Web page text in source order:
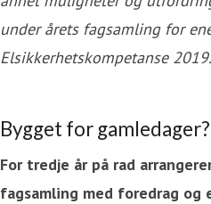
under årets fagsamling for
Elsikkerhetskompetanse 2019.
Bygget for gamledager?
For tredje år på rad
fagsamling med foredrag og